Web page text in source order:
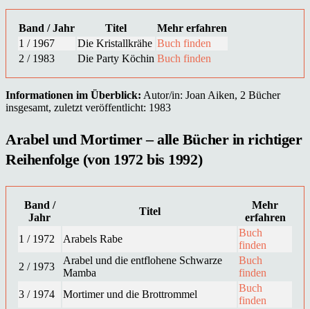
Band / Jahr Titel
Mehr erfahren
1 / 1967
Die Kristallkrähe Buch finden
2 / 1983
Die Party Köchin Buch finden
Informationen im Überblick: Autor/in: Joan Aiken, 2 Bücher
insgesamt, zuletzt veröffentlicht: 1983
Arabel und Mortimer – alle Bücher in richtiger
Reihenfolge (von 1972 bis 1992)
Band /
Jahr
Titel
Mehr
erfahren
1 / 1972
Arabels Rabe
Buch
finden
2 / 1973
Arabel und die entflohene Schwarze
Mamba
Buch
finden
3 / 1974
Mortimer und die Brottrommel
Buch
finden